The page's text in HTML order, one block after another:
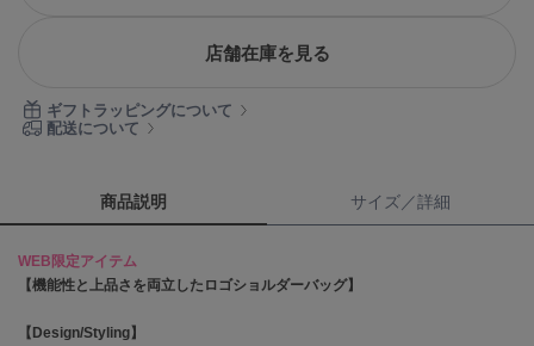
Calvin Klein
カルバン・クライン
セロン
店舗在庫を見る
ギフトラッピングについて
配送について
商品説明 サイズ／詳細
WEB限定アイテム
【機能性と上品さを両立したロゴショルダーバッグ】
【Design/Styling】